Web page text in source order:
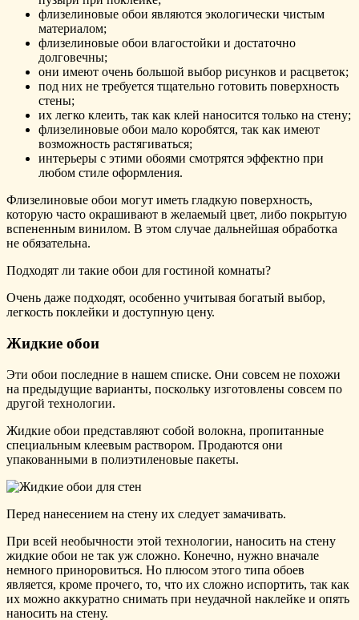
флизелиновые обои являются экологически чистым
материалом;
флизелиновые обои влагостойки и достаточно
долговечны;
они имеют очень большой выбор рисунков и расцветок;
под них не требуется тщательно готовить поверхность
стены;
их легко клеить, так как клей наносится только на стену;
флизелиновые обои мало коробятся, так как имеют
возможность растягиваться;
интерьеры с этими обоями смотрятся эффектно при
любом стиле оформления.
Флизелиновые обои могут иметь гладкую поверхность,
которую часто окрашивают в желаемый цвет, либо покрытую
вспененным винилом. В этом случае дальнейшая обработка
не обязательна.
Подходят ли такие обои для гостиной комнаты?
Очень даже подходят, особенно учитывая богатый выбор,
легкость поклейки и доступную цену.
Жидкие обои
Эти обои последние в нашем списке. Они совсем не похожи
на предыдущие варианты, поскольку изготовлены совсем по
другой технологии.
Жидкие обои представляют собой волокна, пропитанные
специальным клеевым раствором. Продаются они
упакованными в полиэтиленовые пакеты.
Перед нанесением на стену их следует замачивать.
При всей необычности этой технологии, наносить на стену
жидкие обои не так уж сложно. Конечно, нужно вначале
немного приноровиться. Но плюсом этого типа обоев
является, кроме прочего, то, что их сложно испортить, так как
их можно аккуратно снимать при неудачной наклейке и опять
наносить на стену.